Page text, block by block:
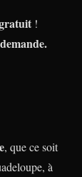
!
, que ce soit
à